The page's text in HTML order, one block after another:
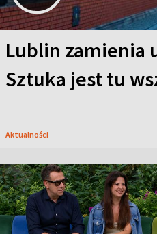
Lublin zamienia
Sztuka jest tu
Aktualności